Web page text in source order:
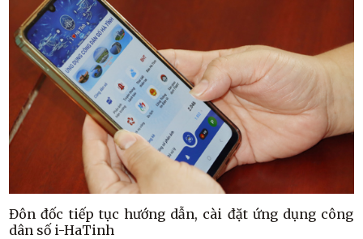
Đôn đốc tiếp tục hướng dẫn, cài đặt ứng dụng công
dân số i-HaTinh